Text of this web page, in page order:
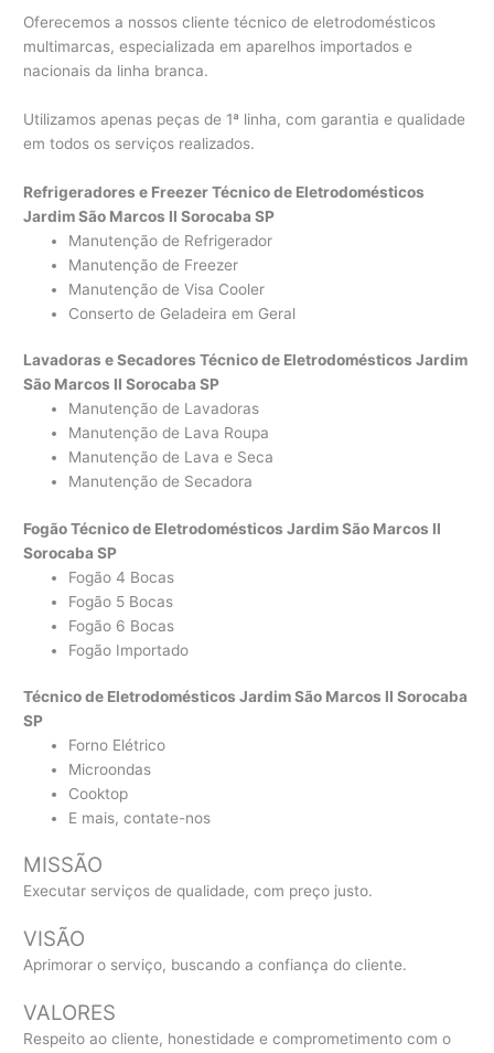
Oferecemos a nossos cliente técnico de eletrodomésticos
multimarcas, especializada em aparelhos importados e
nacionais da linha branca.
Utilizamos apenas peças de 1ª linha, com garantia e qualidade
em todos os serviços realizados.
Refrigeradores e Freezer Técnico de Eletrodomésticos
Jardim São Marcos II Sorocaba SP
Manutenção de Refrigerador
Manutenção de Freezer
Manutenção de Visa Cooler
Conserto de Geladeira em Geral
Lavadoras e Secadores Técnico de Eletrodomésticos Jardim
São Marcos II Sorocaba SP
Manutenção de Lavadoras
Manutenção de Lava Roupa
Manutenção de Lava e Seca
Manutenção de Secadora
Fogão Técnico de Eletrodomésticos Jardim São Marcos II
Sorocaba SP
Fogão 4 Bocas
Fogão 5 Bocas
Fogão 6 Bocas
Fogão Importado
Técnico de Eletrodomésticos Jardim São Marcos II Sorocaba
SP
Forno Elétrico
Microondas
Cooktop
E mais, contate-nos
MISSÃO
Executar serviços de qualidade, com preço justo.
VISÃO
Aprimorar o serviço, buscando a confiança do cliente.
VALORES
Respeito ao cliente, honestidade e comprometimento com o